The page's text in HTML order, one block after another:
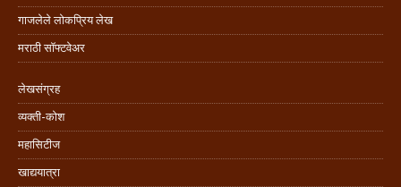
गाजलेले लोकप्रिय लेख
मराठी सॉफ्टवेअर
लेखसंग्रह
व्यक्ती-कोश
महासिटीज
खाद्ययात्रा